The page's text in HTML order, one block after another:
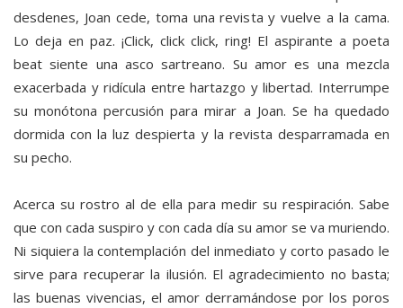
desdenes, Joan cede, toma una revista y vuelve a la cama.
Lo deja en paz. ¡Click, click click, ring! El aspirante a poeta
beat siente una asco sartreano. Su amor es una mezcla
exacerbada y ridícula entre hartazgo y libertad. Interrumpe
su monótona percusión para mirar a Joan. Se ha quedado
dormida con la luz despierta y la revista desparramada en
su pecho.
Acerca su rostro al de ella para medir su respiración. Sabe
que con cada suspiro y con cada día su amor se va muriendo.
Ni siquiera la contemplación del inmediato y corto pasado le
sirve para recuperar la ilusión. El agradecimiento no basta;
las buenas vivencias, el amor derramándose por los poros